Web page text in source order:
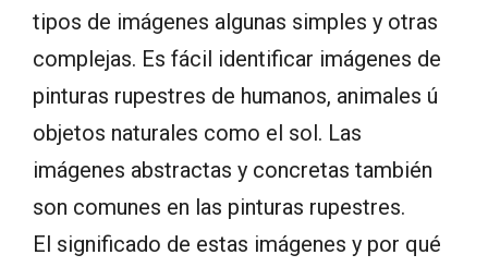
tipos de imágenes algunas simples y otras
complejas. Es fácil identificar imágenes de
pinturas rupestres de humanos, animales ú
objetos naturales como el sol. Las
imágenes abstractas y concretas también
son comunes en las pinturas rupestres.
El significado de estas imágenes y por qué